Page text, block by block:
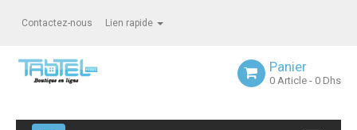
Contactez-nous Lien rapide
Panier
0 Article - 0 Dhs